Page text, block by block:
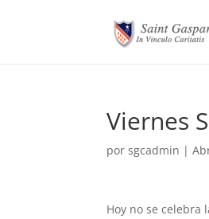
Viernes
porsgcadmin |
Hoy no se celebra